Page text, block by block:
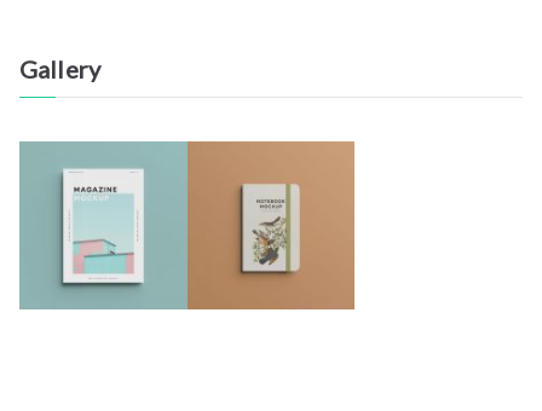
Gallery